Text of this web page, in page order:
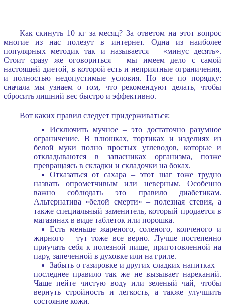
Как скинуть 10 кг за месяц? За ответом на этот вопрос
многие из нас полезут в интернет. Одна из наиболее
популярных методик так и называется – «минус десять».
Стоит сразу же оговориться – мы имеем дело с самой
настоящей диетой, в которой есть и неприятные ограничения,
и полностью недопустимые условия. Но все по порядку:
сначала мы узнаем о том, что рекомендуют делать, чтобы
сбросить лишний вес быстро и эффективно.
Вот каких правил следует придерживаться:
Исключить мучное – это достаточно разумное
ограничение. В плюшках, тортиках и изделиях из
белой муки полно простых углеводов, которые и
откладываются в запасниках организма, позже
превращаясь в складки и складочки на боках.
Отказаться от сахара – этот шаг тоже трудно
назвать опрометчивым или неверным. Особенно
важно соблюдать это правило диабетикам.
Альтернатива «белой смерти» – полезная стевия, а
также специальный заменитель, который продается в
магазинах в виде таблеток или порошка.
Есть меньше жареного, соленого, копченого и
жирного – тут тоже все верно. Лучше постепенно
приучать себя к полезной пище, приготовленной на
пару, запеченной в духовке или на гриле.
Забыть о газировке и других сладких напитках –
последнее правило так же не вызывает нареканий.
Чаще пейте чистую воду или зеленый чай, чтобы
вернуть стройность и легкость, а также улучшить
состояние кожи.